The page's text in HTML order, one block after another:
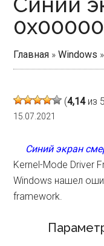
Главная »Windows »
(4,14из
15.07.2021
Синий экран
Kernel-Mode Driver
Windows нашел
framework.